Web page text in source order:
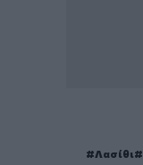
Λασίθι